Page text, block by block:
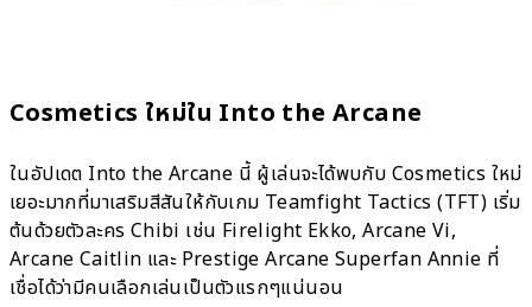
Cosmetics ใหม่ใน Into the Arcane
ในอัปเดต Into the Arcane นี้ ผู้เล่นจะได้พบกับ Cosmetics ใหม่
เยอะมากที่มาเสริมสีสันให้กับเกม Teamfight Tactics (TFT) เริ่ม
ต้นด้วยตัวละคร Chibi เช่น Firelight Ekko, Arcane Vi,
Arcane Caitlin และ Prestige Arcane Superfan Annie ที่
เชื่อได้ว่ามีคนเลือกเล่นเป็นตัวแรกๆแน่นอน